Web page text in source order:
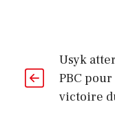
Usyk
PBC
victoire